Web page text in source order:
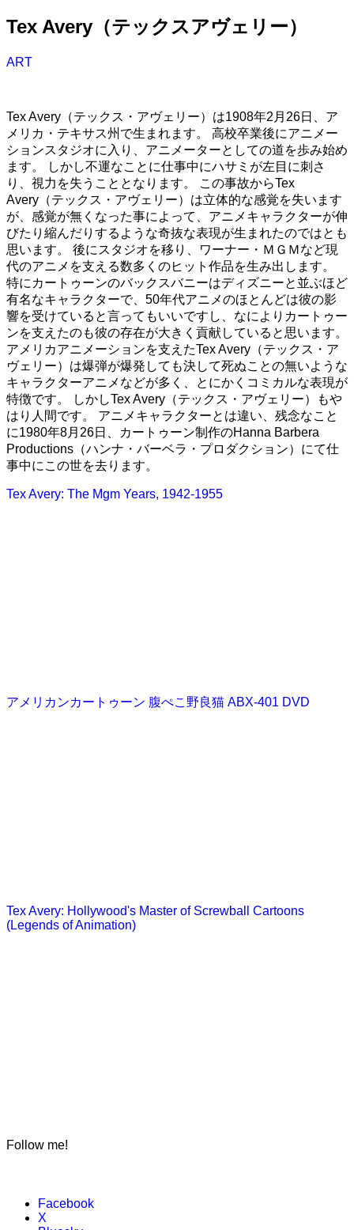
Tex Avery（テックスアヴェリー）
ART
Tex Avery（テックス・アヴェリー）は1908年2月26日、ア
メリカ・テキサス州で生まれます。 高校卒業後にアニメー
ションスタジオに入り、アニメーターとしての道を歩み始め
ます。 しかし不運なことに仕事中にハサミが左目に刺さ
り、視力を失うこととなります。 この事故からTex
Avery（テックス・アヴェリー）は立体的な感覚を失います
が、感覚が無くなった事によって、アニメキャラクターが伸
びたり縮んだりするような奇抜な表現が生まれたのではとも
思います。 後にスタジオを移り、ワーナー・ＭＧＭなど現
代のアニメを支える数多くのヒット作品を生み出します。
特にカートゥーンのバックスバニーはディズニーと並ぶほど
有名なキャラクターで、50年代アニメのほとんどは彼の影
響を受けていると言ってもいいですし、なによりカートゥー
ンを支えたのも彼の存在が大きく貢献していると思います。
アメリカアニメーションを支えたTex Avery（テックス・ア
ヴェリー）は爆弾が爆発しても決して死ぬことの無いような
キャラクターアニメなどが多く、とにかくコミカルな表現が
特徴です。 しかしTex Avery（テックス・アヴェリー）もや
はり人間です。 アニメキャラクターとは違い、残念なこと
に1980年8月26日、カートゥーン制作のHanna Barbera
Productions（ハンナ・バーベラ・プロダクション）にて仕
事中にこの世を去ります。
Tex Avery: The Mgm Years, 1942-1955
アメリカンカートゥーン 腹ぺこ野良猫 ABX-401 DVD
Tex Avery: Hollywood's Master of Screwball Cartoons
(Legends of Animation)
Follow me!
Facebook
X